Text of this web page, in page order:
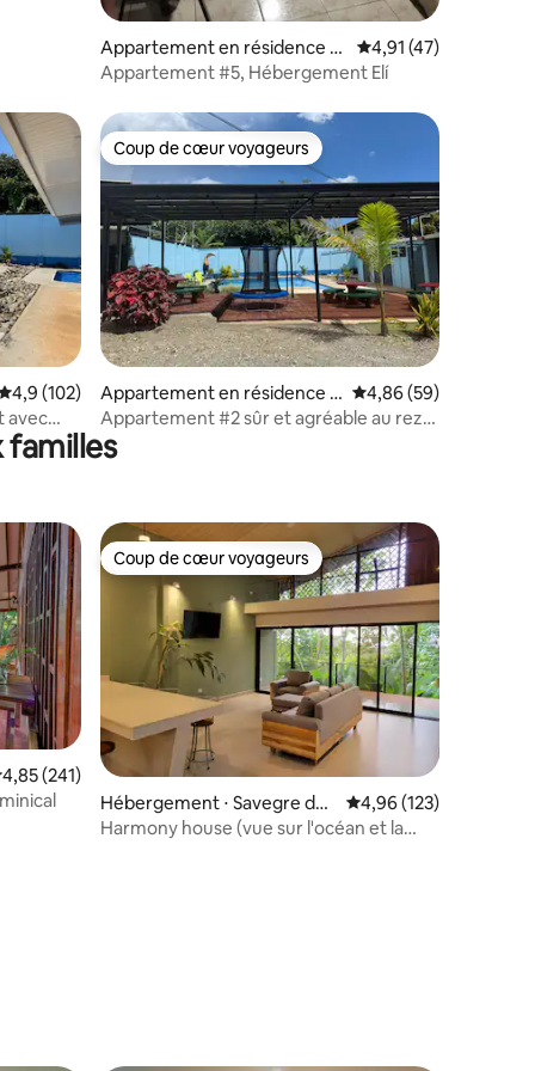
Appartement en résidence ⋅
San Isidro de El General
Évaluation moyenne
4,91 (47)
Appartement #5, Hébergement Elí
: 4,89 sur 5
moyenne sur la base de 102 commentaires : 4,9 sur 5
4,9 (102)
avec
Coup de cœur voyageurs
Coup de cœur voyageurs
Appartement en résidence ⋅
San Isidro de El General
Évaluation moyenne
4,86 (59)
Appartement #2 sûr et agréable au rez-
de-chaussée
familles
: 4,93 sur 5
moyenne sur la base de 241 commentaires : 4,85 sur 5
4,85 (241)
Coup de cœur voyageurs
Coup de cœur voyageurs
Hébergement ⋅ Savegre de
Aguirre
Évaluation moyenne
4,96 (123)
Harmony house (vue sur l'océan et la